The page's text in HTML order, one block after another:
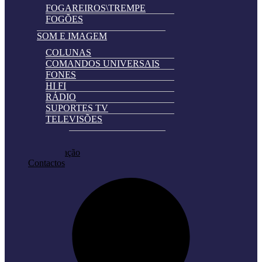
FOGAREIROS\TREMPE
FOGÕES
SOM E IMAGEM
COLUNAS
COMANDOS UNIVERSAIS
FONES
HI FI
RÁDIO
SUPORTES TV
TELEVISÕES
Categories
in
Pedir Cotação
Contactos